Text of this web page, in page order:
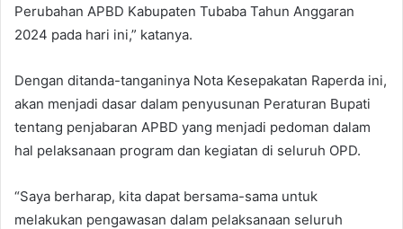
Perubahan APBD Kabupaten Tubaba Tahun Anggaran
2024 pada hari ini,” katanya.
Dengan ditanda-tanganinya Nota Kesepakatan Raperda ini,
akan menjadi dasar dalam penyusunan Peraturan Bupati
tentang penjabaran APBD yang menjadi pedoman dalam
hal pelaksanaan program dan kegiatan di seluruh OPD.
“Saya berharap, kita dapat bersama-sama untuk
melakukan pengawasan dalam pelaksanaan seluruh